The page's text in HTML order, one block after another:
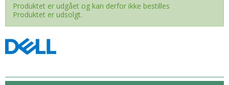
Produktet er udgået og kan derfor ikke bestilles
Produktet er udsolgt.